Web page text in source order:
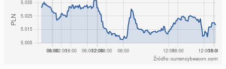
Źródło: currencybeacon.com